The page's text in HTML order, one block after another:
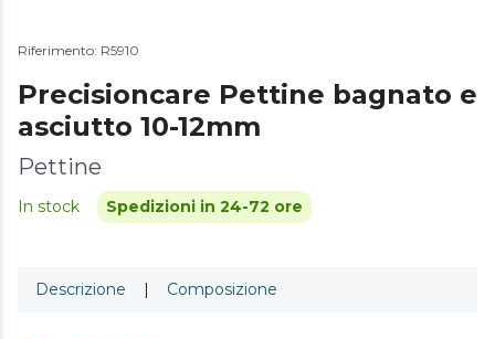
Riferimento: R5910
Precisioncare Pettine bagnato e
asciutto 10-12mm
Pettine
In stock Spedizioni in 24-72 ore
Descrizione | Composizione